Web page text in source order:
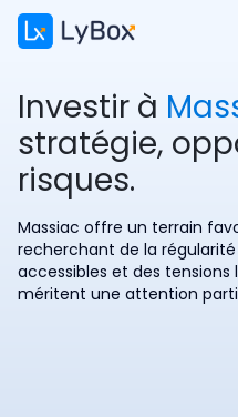
Investir à
stratégie,
risques.
Massiac offre un terrain
recherchant de la
accessibles et des tensions
méritent une attention